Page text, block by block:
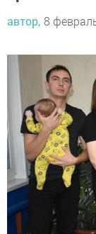
автор, 8